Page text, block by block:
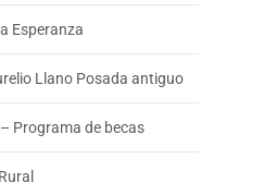
Esperanza
Llano Posada antiguo
Programa de becas